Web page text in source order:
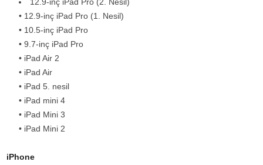
• 12.9-inç iPad Pro (1. Nesil)
• 10.5-inç iPad Pro
• 9.7-inç iPad Pro
• iPad Air 2
• iPad Air
• iPad 5. nesil
• iPad mini 4
• iPad Mini 3
• iPad Mini 2
iPhone